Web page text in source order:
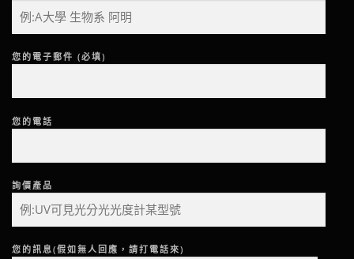
您的電子郵件 (必填)
您的電話
詢價產品
您的訊息(假如無人回應，請打電話來)